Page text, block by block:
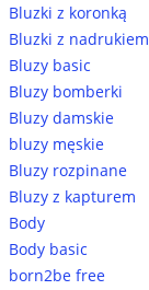
Bluzki z koronką
Bluzki z nadrukiem
Bluzy basic
Bluzy bomberki
Bluzy damskie
bluzy męskie
Bluzy rozpinane
Bluzy z kapturem
Body
Body basic
born2be free